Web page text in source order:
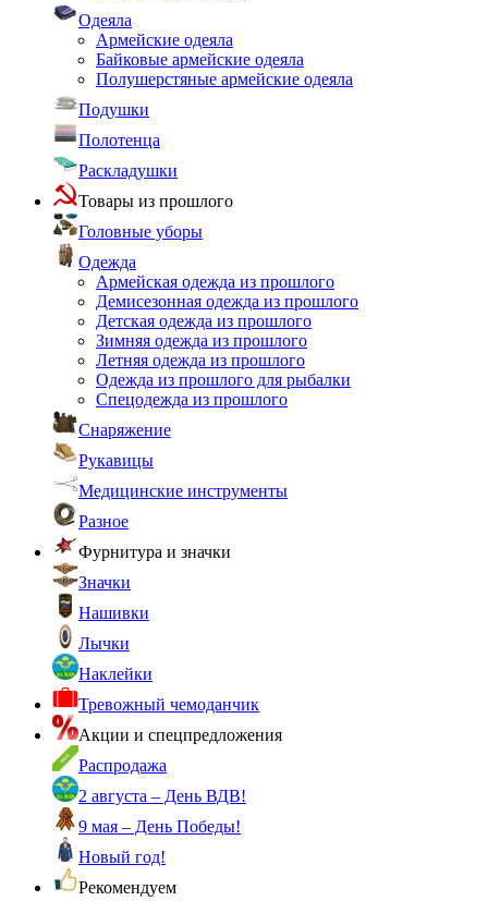
Одеяла
Армейские одеяла
Байковые армейские одеяла
Полушерстяные армейские одеяла
Подушки
Полотенца
Раскладушки
Товары из прошлого
Головные уборы
Одежда
Армейская одежда из прошлого
Демисезонная одежда из прошлого
Детская одежда из прошлого
Зимняя одежда из прошлого
Летняя одежда из прошлого
Одежда из прошлого для рыбалки
Спецодежда из прошлого
Снаряжение
Рукавицы
Медицинские инструменты
Разное
Фурнитура и значки
Значки
Нашивки
Лычки
Наклейки
Тревожный чемоданчик
Акции и спецпредложения
Распродажа
2 августа – День ВДВ!
9 мая – День Победы!
Новый год!
Рекомендуем